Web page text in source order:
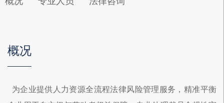
概况
为企业提供人力资源全流程法律风险管理服务， 精准平衡